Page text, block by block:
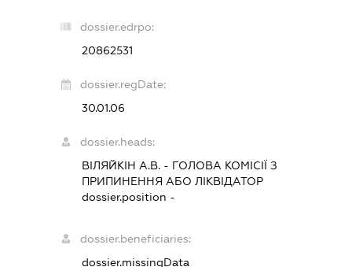
dossier.edrpo:
20862531
dossier.regDate:
30.01.06
dossier.heads:
ВІЛЯЙКІН А.В.- ГОЛОВА КОМІСІЇ З
ПРИПИНЕННЯ АБО ЛІКВІДАТОР
dossier.position -
dossier.beneficiaries:
dossier.missingData